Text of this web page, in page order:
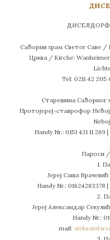
ДИСЕЛДОРФ
Саборни храм Светог Саве /
Црква / Kirche:
Tel: 0211 42 205
Старешина Саборног
Протојереј-ставрофор
Handy Nr.: 0151 431 11 269
Пароси
1.
Јереј Саша
Handy Nr.: 01624283378
2.
Јереј Александар
Handy Nr.:
mail: